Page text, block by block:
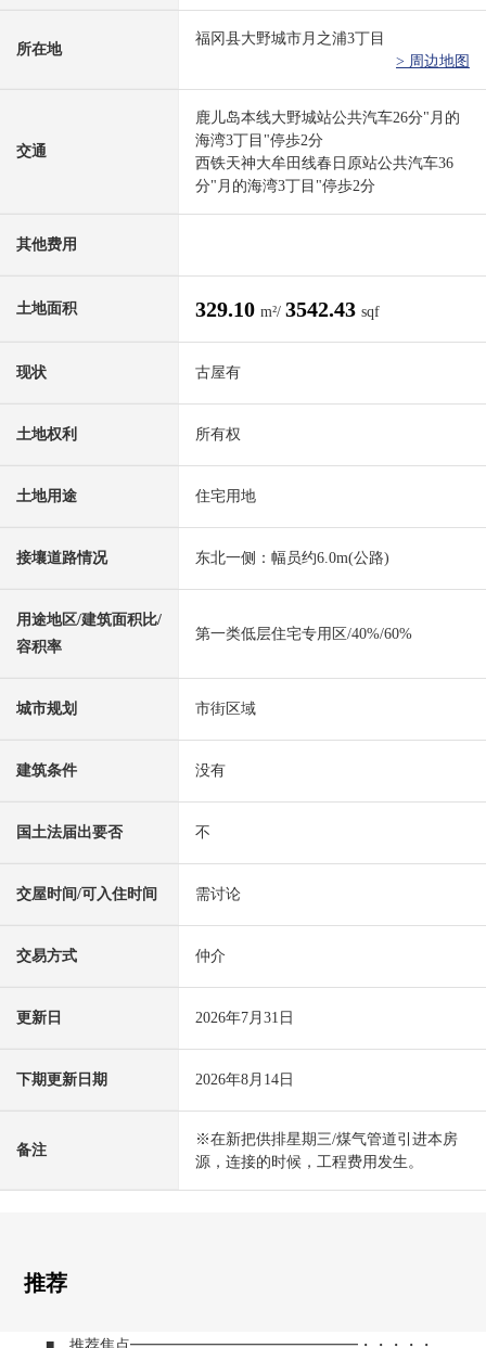
所在地
福冈县大野城市月之浦3丁目
> 周边地图
交通
鹿儿岛本线大野城站公共汽车26分"月的
海湾3丁目"停歩2分
西铁天神大牟田线春日原站公共汽车36
分"月的海湾3丁目"停歩2分
其他费用
土地面积 329.10 m²/ 3542.43 sqf
现状 古屋有
土地权利 所有权
土地用途 住宅用地
接壤道路情况 东北一侧：幅员约6.0m(公路)
用途地区/建筑面积比/
容积率
第一类低层住宅专用区/40%/60%
城市规划 市街区域
建筑条件 没有
国土法届出要否 不
交屋时间/可入住时间 需讨论
交易方式 仲介
更新日 2026年7月31日
下期更新日期 2026年8月14日
备注
※在新把供排星期三/煤气管道引进本房
源，连接的时候，工程费用发生。
推荐